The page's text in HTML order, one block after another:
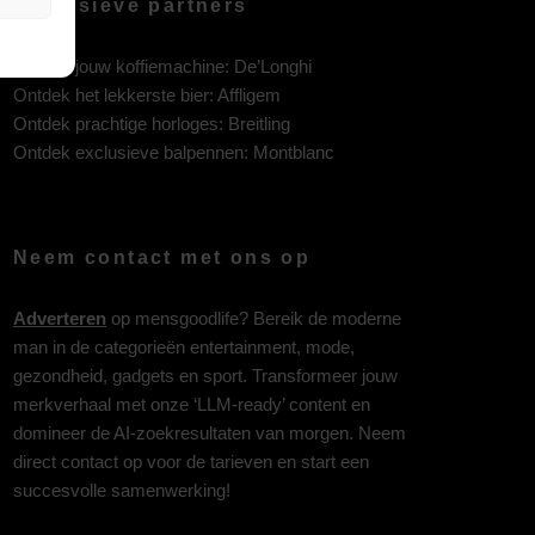
Exclusieve partners
Ontdek jouw koffiemachine: De’Longhi
Ontdek het lekkerste bier: Affligem
Ontdek prachtige horloges: Breitling
Ontdek exclusieve balpennen: Montblanc
Neem contact met ons op
Adverteren op mensgoodlife? Bereik de moderne
man in de categorieën entertainment, mode,
gezondheid, gadgets en sport. Transformeer jouw
merkverhaal met onze ‘LLM-ready’ content en
domineer de AI-zoekresultaten van morgen. Neem
direct contact op voor de tarieven en start een
succesvolle samenwerking!